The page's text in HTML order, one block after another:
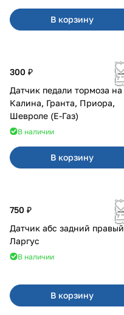
В корзину
300 ₽
Датчик педали тормоза на
Калина, Гранта, Приора,
Шевроле (Е-Газ)
В наличии
В корзину
750 ₽
Датчик абс задний правый
Ларгус
В наличии
В корзину